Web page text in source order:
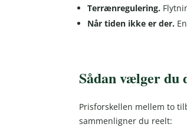
Terrænregulering.
Når tiden ikke er der.
Sådan vælger du
Prisforskellen mellem to
sammenligner du reelt: